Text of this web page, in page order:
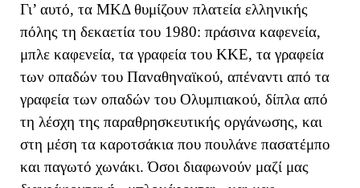
Γι’ αυτό, τα ΜΚΔ θυμίζουν πλατεία ελληνικής
πόλης τη δεκαετία του 1980: πράσινα καφενεία,
μπλε καφενεία, τα γραφεία του ΚΚΕ, τα γραφεία
των οπαδών του Παναθηναϊκού, απέναντι από τα
γραφεία των οπαδών του Ολυμπιακού, δίπλα από
τη λέσχη της παραθρησκευτικής οργάνωσης, και
στη μέση τα καροτσάκια που πουλάνε πασατέμπο
και παγωτό χωνάκι. Όσοι διαφωνούν μαζί μας